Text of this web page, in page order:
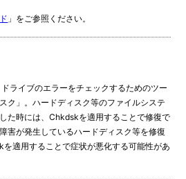
」をご参照ください。
ライブのエラーをチェックするためのツー
ク」。ハードディスク等のファイルシステ
た時には、Chkdskを適用することで修復で
害が発生しているハードディスク等を修復
適用することで症状が悪化する可能性があ